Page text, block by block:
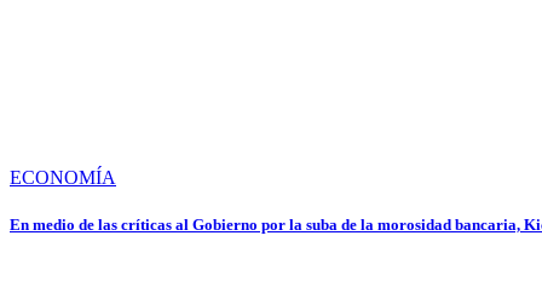
ECONOMÍA
En medio de las críticas al Gobierno por la suba de la morosidad bancaria,